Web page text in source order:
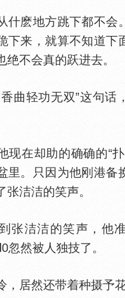
麽地方跳下都不会
下来，就算不知道下
绝不会真的跃进去。
轻功无双”这句话
在却助的确确的“扑
里。只因为他刚港备
张洁洁的笑声。
洁洁的笑声，他准
忽然被人独技了。
，居然还带着种摄予